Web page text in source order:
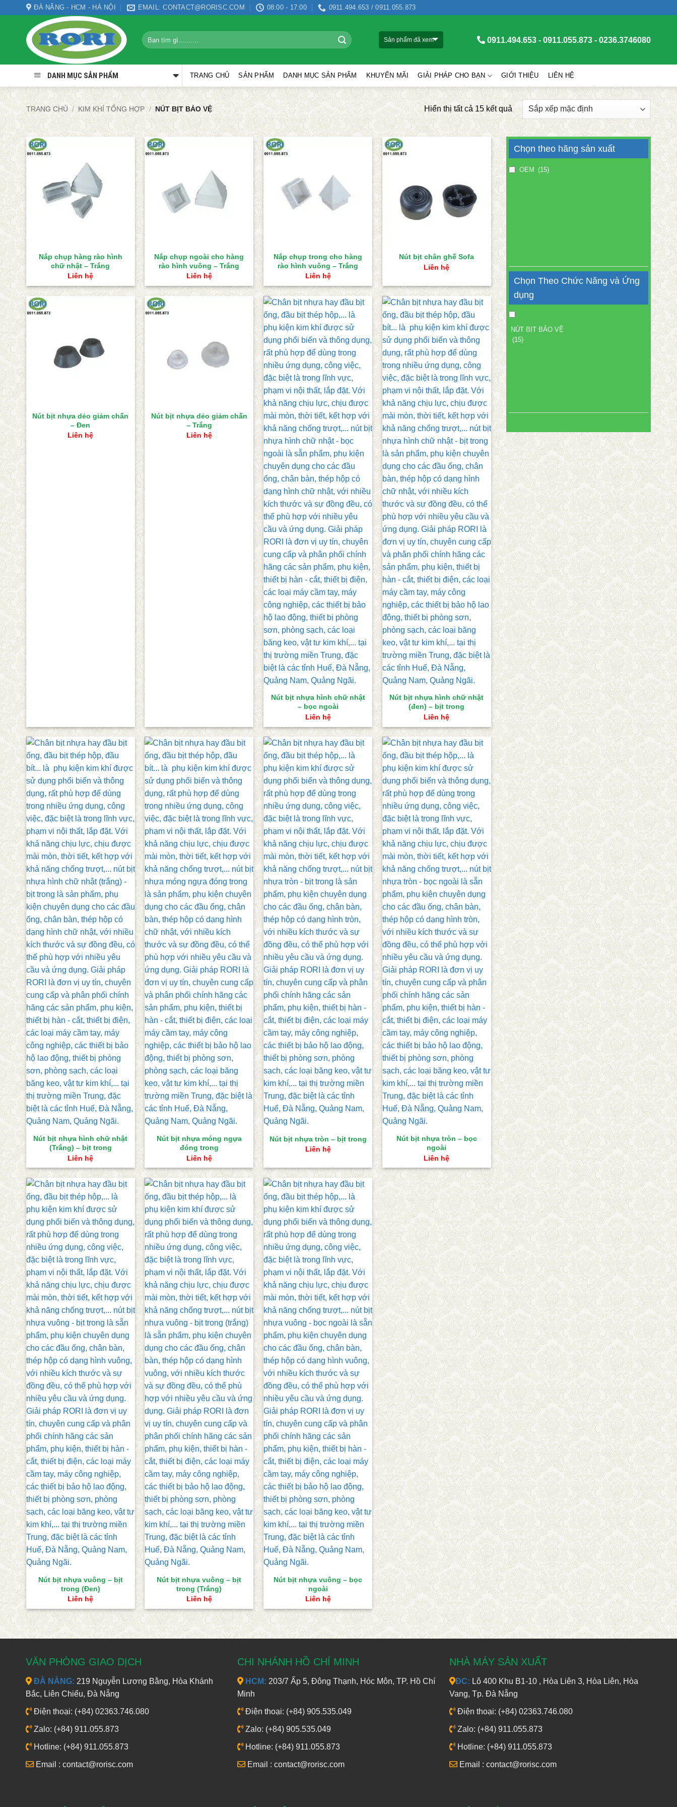
ĐÀ NẴNG - HCM - HÀ NỘI EMAIL: CONTACT@RORISC.COM 08:00 - 17:00 0911.494.653 / 0911.055.873
Tìm
kiếm:
Sản phẩm đã xem 0911.494.653 - 0911.055.873 - 0236.3746080
DANH MỤC SẢN PHẨM TRANG CHỦ SẢN PHẨM DANH MỤC SẢN PHẨM KHUYẾN MÃI GIẢI PHÁP CHO BẠN GIỚI THIỆU LIÊN HỆ
TRANG CHỦ / KIM KHÍ TỔNG HỢP / NÚT BỊT BẢO VỆ Hiển thị tất cả 15 kết quả
Nắp chụp hàng rào hình
chữ nhật – Trắng
Liên hệ
Nắp chụp ngoài cho hàng
rào hình vuông – Trắng
Liên hệ
Nắp chụp trong cho hàng
rào hình vuông – Trắng
Liên hệ
Nút bịt chân ghế Sofa
Liên hệ
Nút bịt nhựa dẻo giảm chấn
– Đen
Liên hệ
Nút bịt nhựa dẻo giảm chấn
– Trắng
Liên hệ
Nút bịt nhựa hình chữ nhật
– bọc ngoài
Liên hệ
Nút bịt nhựa hình chữ nhật
(đen) – bịt trong
Liên hệ
Nút bịt nhựa hình chữ nhật
(Trắng) – bịt trong
Liên hệ
Nút bịt nhựa móng ngựa
đóng trong
Liên hệ
Nút bịt nhựa tròn – bịt trong
Liên hệ
Nút bịt nhựa tròn – bọc
ngoài
Liên hệ
Nút bịt nhựa vuông – bịt
trong (Đen)
Liên hệ
Nút bịt nhựa vuông – bịt
trong (Trắng)
Liên hệ
Nút bịt nhựa vuông – bọc
ngoài
Liên hệ
Chọn theo hãng sản xuất
OEM (15)
Chọn Theo Chức Năng và Ứng
dụng
NÚT BỊT BẢO VỆ
(15)
VĂN PHÒNG GIAO DỊCH
ĐÀ NẴNG: 219 Nguyễn Lương Bằng, Hòa Khánh
Bắc, Liên Chiểu, Đà Nẵng
Điện thoại: (+84) 02363.746.080
Zalo: (+84) 911.055.873
Hotline: (+84) 911.055.873
Email : contact@rorisc.com
CHI NHÁNH HỒ CHÍ MINH
HCM: 203/7 Ấp 5, Đông Thạnh, Hóc Môn, TP. Hồ Chí
Minh
Điện thoại: (+84) 905.535.049
Zalo: (+84) 905.535.049
Hotline: (+84) 911.055.873
Email : contact@rorisc.com
NHÀ MÁY SẢN XUẤT
ĐC: Lô 400 Khu B1-10 , Hòa Liên 3, Hòa Liên, Hòa
Vang, Tp. Đà Nẵng
Điện thoại: (+84) 02363.746.080
Zalo: (+84) 911.055.873
Hotline: (+84) 911.055.873
Email : contact@rorisc.com